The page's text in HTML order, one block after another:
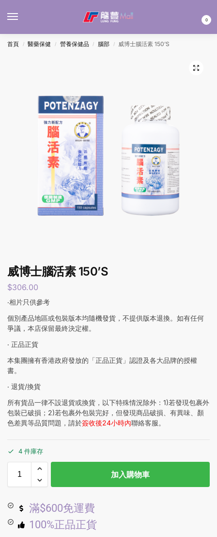
0
首頁 / 醫藥保健 / 營養保健品 / 腦部 / 威博士腦活素 150’S
威博士腦活素 150’S
$306.00
‧相片只供參考
個別產品地區或包裝版本均隨機發貨，不提供版本退換。如有任何
爭議，本店保留最終決定權。
‧ 正品正貨
本集團擁有香港政府發放的「正品正貨」認證及各大品牌的授權
書。
‧ 退貨/換貨
所有貨品一律不設退貨或換貨，以下特殊情況除外：1)若發現包裹外
包裝已破損；2)若包裹外包裝完好，但發現商品破損、有異味、顏
色差異等品質問題，請於簽收後24小時內聯絡客服。
4 件庫存
加入購物車
滿$600免運費
100%正品正貨